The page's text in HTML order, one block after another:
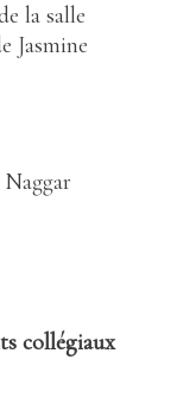
la salle
Jasmine
collégiaux